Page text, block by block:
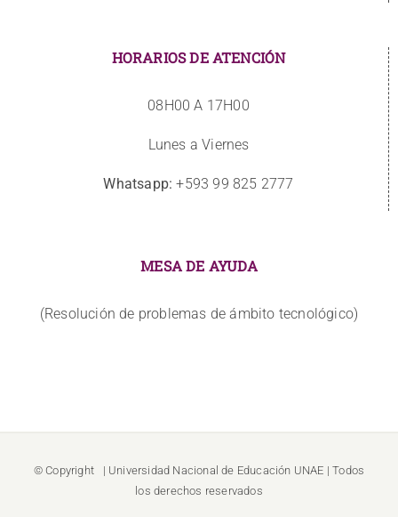
HORARIOS DE ATENCIÓN
08H00 A 17H00
Lunes a Viernes
Whatsapp: +593 99 825 2777
MESA DE AYUDA
(Resolución de problemas de ámbito tecnológico)
© Copyright | Universidad Nacional de Educación UNAE | Todos
los derechos reservados